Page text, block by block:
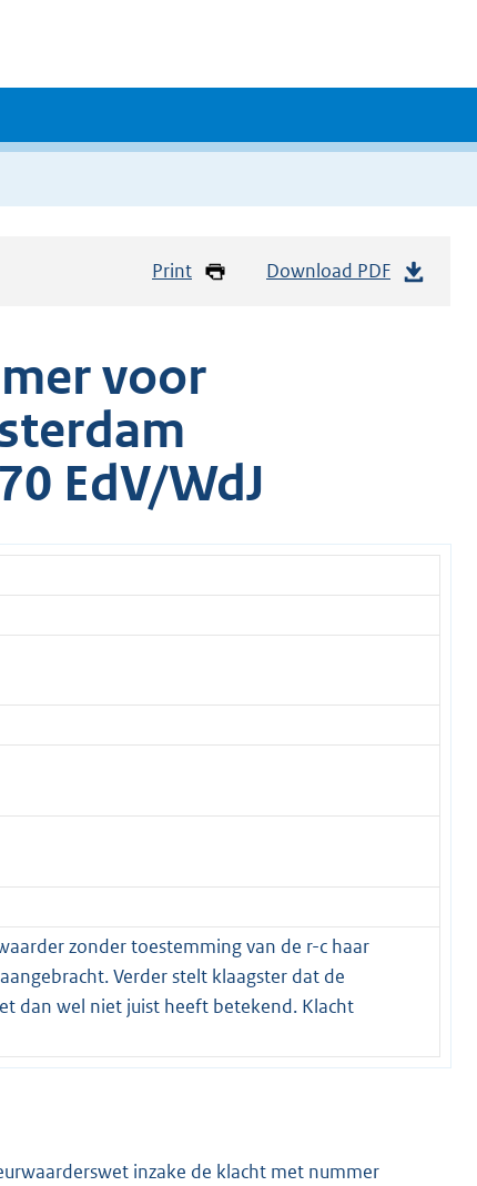
Print Download PDF
voor
EdV/WdJ
zonder toestemming van de r-c haar
Verder stelt klaagster dat de
dan wel niet juist heeft betekend. Klacht
inzake de klacht met nummer